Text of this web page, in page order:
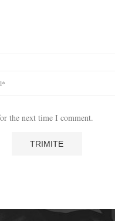
the next time I comment.